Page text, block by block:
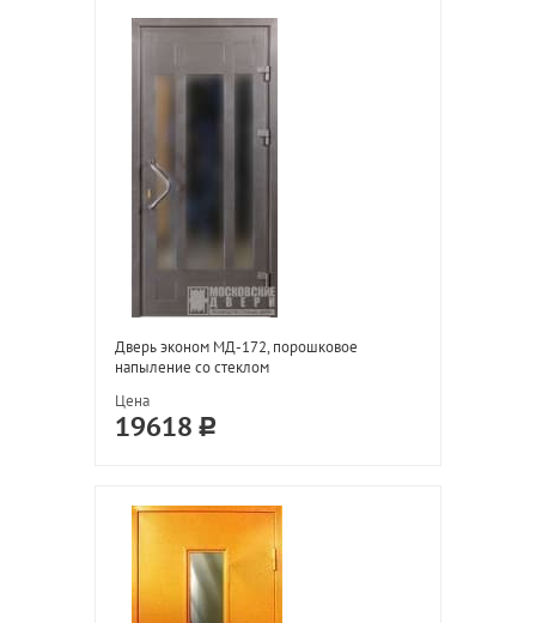
Дверь эконом МД-172, порошковое
напыление со стеклом
Цена
19618